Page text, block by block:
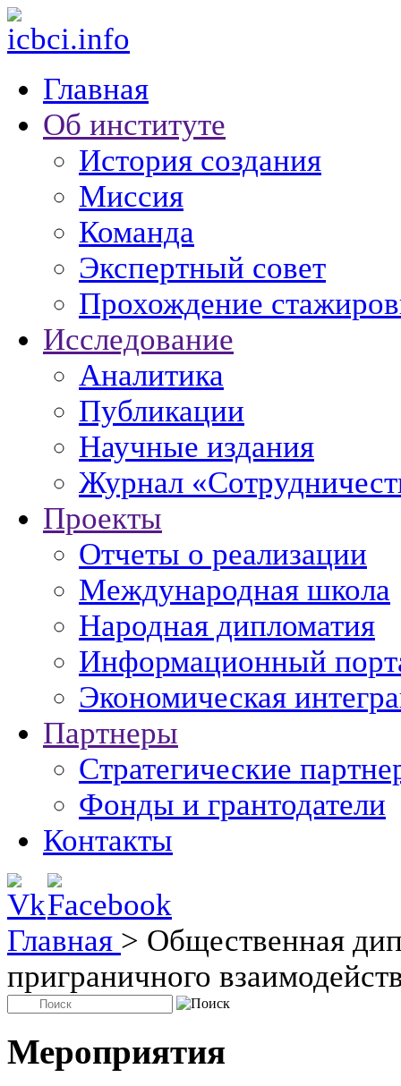
Главная
Об институте
История создания
Миссия
Команда
Экспертный совет
Прохождение
Исследование
Аналитика
Публикации
Научные издания
Журнал
Проекты
Отчеты о реализации
Международная школа
Народная дипломатия
Информационный
Экономическая
Партнеры
Стратегические
Фонды и грантодатели
Контакты
Главная > Общественная
приграничного
Мероприятия